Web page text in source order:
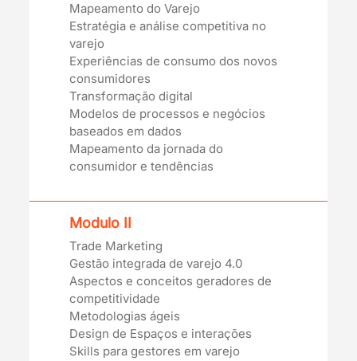
Mapeamento do Varejo
Estratégia e análise competitiva no
varejo
Experiências de consumo dos novos
consumidores
Transformação digital
Modelos de processos e negócios
baseados em dados
Mapeamento da jornada do
consumidor e tendências
Modulo II
Trade Marketing
Gestão integrada de varejo 4.0
Aspectos e conceitos geradores de
competitividade
Metodologias ágeis
Design de Espaços e interações
Skills para gestores em varejo